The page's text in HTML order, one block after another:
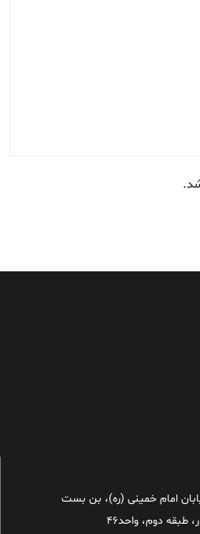
امام خمینی (ره)، بن بست
طبقه دوم، واحد46